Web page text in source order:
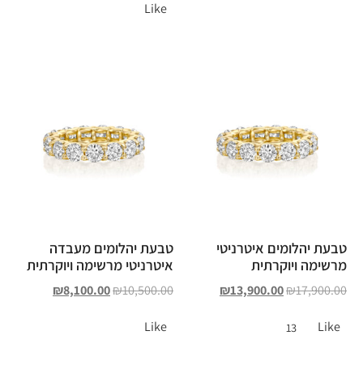
Like
טבעת יהלומים איטרניטי
מרשימה ויוקרתית
₪17,900.00
₪13,900.00
Like
13
טבעת יהלומים מעבדה
איטרניטי מרשימה ויוקרתית
₪10,500.00
₪8,100.00
Like